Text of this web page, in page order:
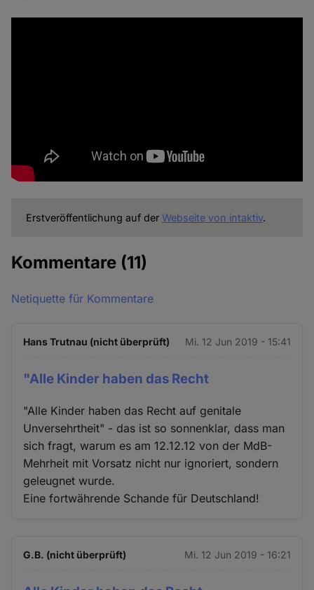
Erstveröffentlichung auf der Webseite von intaktiv.
Kommentare (11)
Netiquette für Kommentare
Hans Trutnau (nicht überprüft) Mi. 12 Jun 2019 - 15:41
"Alle Kinder haben das Recht
"Alle Kinder haben das Recht auf genitale
Unversehrtheit" - das ist so sonnenklar, dass man
sich fragt, warum es am 12.12.12 von der MdB-
Mehrheit mit Vorsatz nicht nur ignoriert, sondern
geleugnet wurde.
Eine fortwährende Schande für Deutschland!
G.B. (nicht überprüft) Mi. 12 Jun 2019 - 16:21